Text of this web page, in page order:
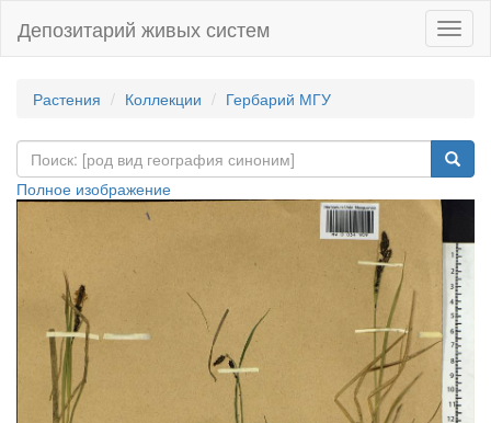
Депозитарий живых систем
Растения Коллекции Гербарий МГУ
Полное изображение